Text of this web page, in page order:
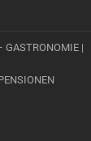
GASTRONOMIE |